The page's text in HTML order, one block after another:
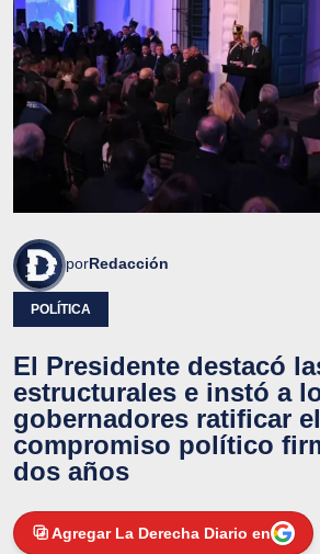
porRedacción
POLÍTICA
El Presidente destacó
estructurales e instó a
gobernadores ratificar el
compromiso político
dos años
Agregar La Derecha Diario en